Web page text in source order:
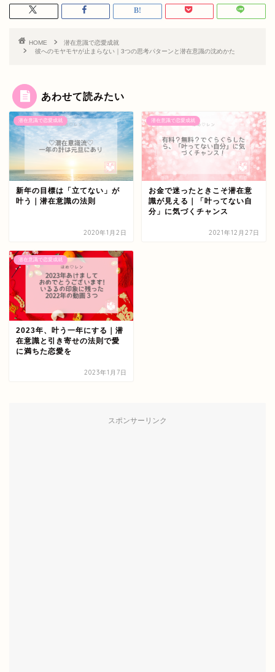
HOME
潜在意識で恋愛成就
彼へのモヤモヤが止まらない｜3つの思考パターンと潜在意識の沈めかた
あわせて読みたい
潜在意識で恋愛成就
新年の目標は「立てない」が
叶う｜潜在意識の法則
2020年1月2日
潜在意識で恋愛成就
お金で迷ったときこそ潜在意
識が見える｜「叶ってない自
分」に気づくチャンス
2021年12月27日
潜在意識で恋愛成就
2023年、叶う一年にする｜潜
在意識と引き寄せの法則で愛
に満ちた恋愛を
2023年1月7日
スポンサーリンク